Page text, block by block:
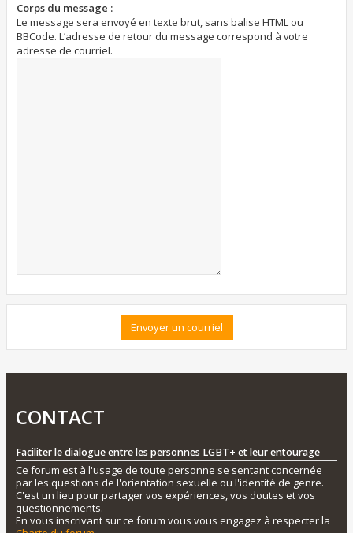
Corps du message :
Le message sera envoyé en texte brut, sans balise HTML ou
BBCode. L’adresse de retour du message correspond à votre
adresse de courriel.
CONTACT
Faciliter le dialogue entre les personnes LGBT+ et leur entourage
Ce forum est à l'usage de toute personne se sentant concernée
par les questions de l'orientation sexuelle ou l'identité de genre.
C'est un lieu pour partager vos expériences, vos doutes et vos
questionnements.
En vous inscrivant sur ce forum vous vous engagez à respecter la